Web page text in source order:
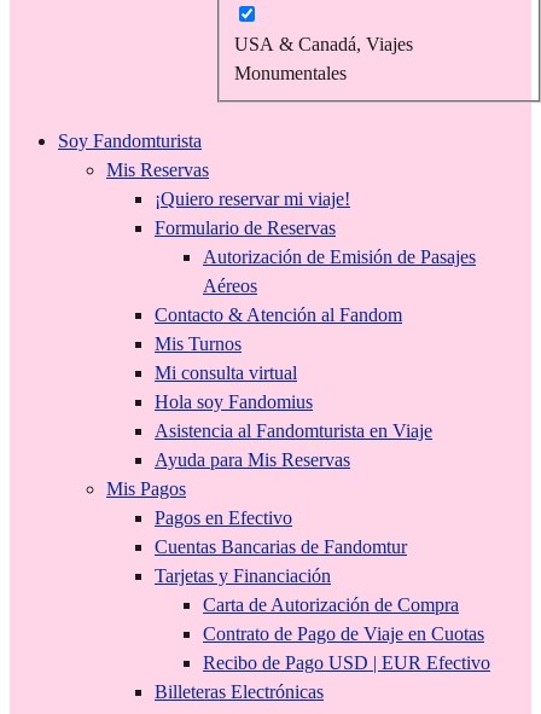
USA & Canadá, Viajes
Monumentales
Soy Fandomturista
Mis Reservas
¡Quiero reservar mi viaje!
Formulario de Reservas
Autorización de Emisión de Pasajes
Aéreos
Contacto & Atención al Fandom
Mis Turnos
Mi consulta virtual
Hola soy Fandomius
Asistencia al Fandomturista en Viaje
Ayuda para Mis Reservas
Mis Pagos
Pagos en Efectivo
Cuentas Bancarias de Fandomtur
Tarjetas y Financiación
Carta de Autorización de Compra
Contrato de Pago de Viaje en Cuotas
Recibo de Pago USD | EUR Efectivo
Billeteras Electrónicas